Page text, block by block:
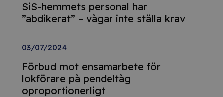
SiS-hemmets personal har
”abdikerat” – vågar inte ställa krav
03/07/2024
Förbud mot ensamarbete för
lokförare på pendeltåg
oproportionerligt